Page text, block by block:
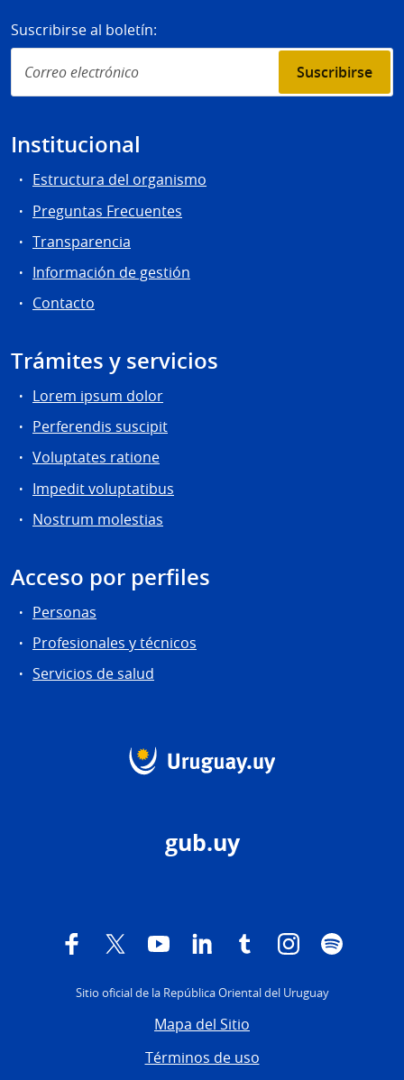
Suscribirse al boletín:
Suscribirse
Institucional
Estructura del organismo
Preguntas Frecuentes
Transparencia
Información de gestión
Contacto
Trámites y servicios
Lorem ipsum dolor
Perferendis suscipit
Voluptates ratione
Impedit voluptatibus
Nostrum molestias
Acceso por perfiles
Personas
Profesionales y técnicos
Servicios de salud
gub.uy
FacebookTwitterYouTubeTwitter TumblrInstagramSpotify
Sitio oficial de la República Oriental del Uruguay
Mapa del Sitio
Términos de uso